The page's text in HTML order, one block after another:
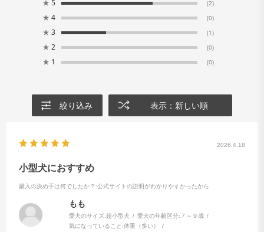
袋を開けるとただようかつおぶしのおいしそうな香り
は、ワンちゃんにもご家族にも大好評。
★ 5 (2)
★ 4 (0)
★ 3 (1)
★ 2 (0)
★ 1 (0)
絞り込み 表示：新しい順
2026.4.18
小型犬におすすめ
購入の決め手は何でしたか？ :公式サイトの説明がわかりやすかったから
もも
愛犬のサイズ:超小型犬 愛犬の年齢区分: ７～９歳
気になっていること:体重（多い）